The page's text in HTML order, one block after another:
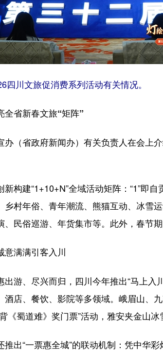
四川文旅促消费系列活动有关情况。
全省新春文旅“矩阵”
办（省政府新闻办）有关负责人在会上
新构建“1+10+N”全域活动矩阵：“1”即
乡村年俗、青年潮流、熊猫互动、冰雪
民俗巡游、年货集市等。此外，春节
意满满引客入川
出游、尽兴而归，四川今年推出“马上
酒店、餐饮、影院等多领域。峨眉山、
《蜀道难》奖门票”活动，雅安夹金山冰
推出“一票惠全城”的联动机制：凭中华